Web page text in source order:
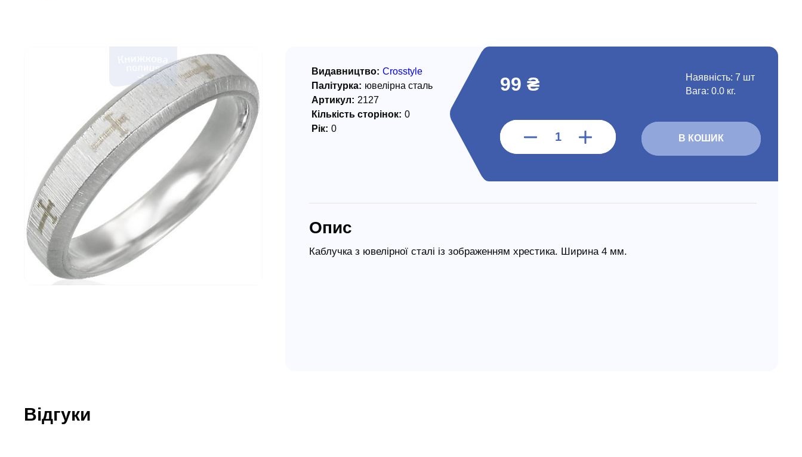
Свіжі надходження, актуальна
література та нові автори на нашій
Книги іноземними мовами
Лідерство
Нерелігійні видання
Церковні традиції
Служіння Церкви
Здоров`я / Харчування
99 ₴ Наявність: 7 шт
Вага: 0.0 кг.
В КОШИК
Видавництво: Crosstyle
Палітурка: ювелірна сталь
Артикул: 2127
Кількість сторінок: 0
Рік: 0
Опис
Каблучка з ювелірної сталі із зображенням хрестика. Ширина 4 мм.
Відгуки